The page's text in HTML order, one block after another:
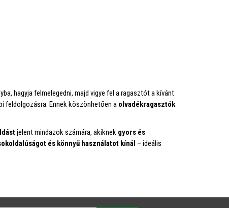
hagyja felmelegedni, majd vigye fel a ragasztót a kívánt
feldolgozásra. Ennek köszönhetően a olvadékragasztók
jelent mindazok számára, akiknek gyors és
és könnyű használatot kínál – ideális